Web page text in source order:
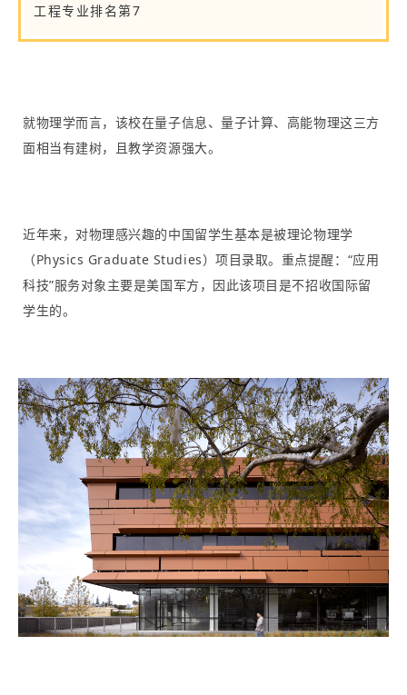
工程专业排名第7
就物理学而言，该校在量子信息、量子计算、高能物理这三方
面相当有建树，且教学资源强大。
近年来，对物理感兴趣的中国留学生基本是被理论物理学
（Physics Graduate Studies）项目录取。重点提醒：“应用
科技”服务对象主要是美国军方，因此该项目是不招收国际留
学生的。